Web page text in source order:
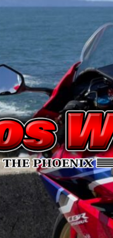
Nakeinos
world
|
ナ